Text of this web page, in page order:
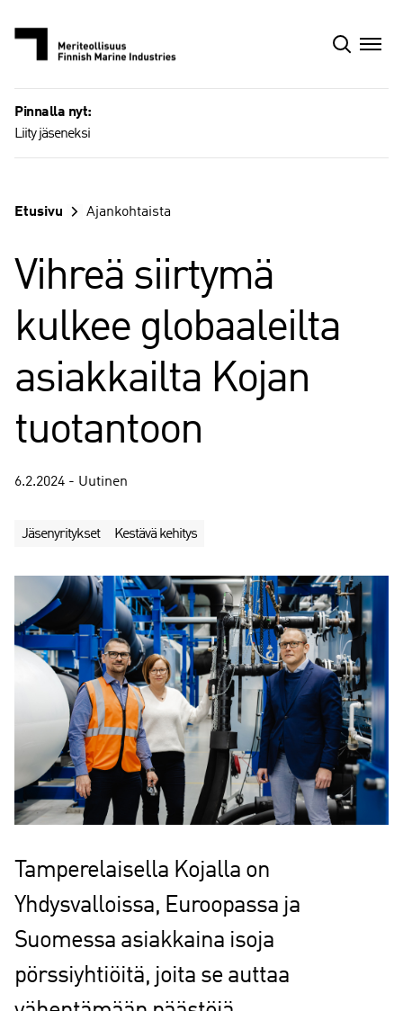
sisältöön
Pinnalla nyt:
Liity jäseneksi
Etusivu Ajankohtaista
Vihreä siirtymä
kulkee globaaleilta
asiakkailta Kojan
tuotantoon
6.2.2024 - Uutinen
Jäsenyritykset Kestävä kehitys
Tamperelaisella Kojalla on
Yhdysvalloissa, Euroopassa ja
Suomessa asiakkaina isoja
pörssiyhtiöitä, joita se auttaa